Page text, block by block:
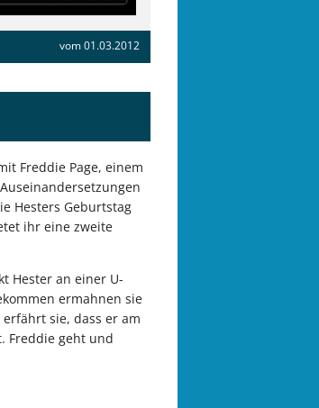
vom 01.03.2012
Freddie Page, einem
Hesters Geburtstag
ihr eine zweite
Hester an einer U-
ermahnen sie
sie, dass er am
Freddie geht und